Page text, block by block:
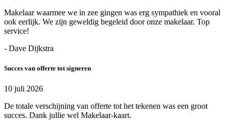
Makelaar waarmee we in zee gingen was erg sympathiek en vooral
ook eerlijk. We zijn geweldig begeleid door onze makelaar. Top
service!
- Dave Dijkstra
Succes van offerte tot signeren
10 juli 2026
De totale verschijning van offerte tot het tekenen was een groot
succes. Dank jullie wel Makelaar-kaart.